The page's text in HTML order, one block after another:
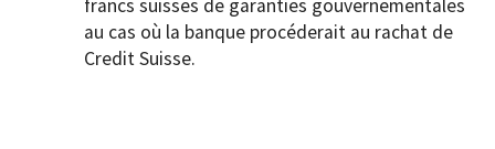
francs suisses de garanties gouvernementales
au cas où la banque procéderait au rachat de
Credit Suisse.